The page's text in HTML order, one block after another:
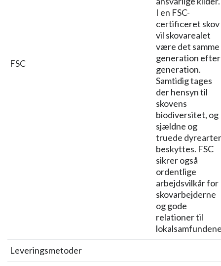
FSC
I en FSC-
certificeret skov
vil skovarealet
være det samme
generation efter
generation.
Samtidig tages
der hensyn til
skovens
biodiversitet, og
sjældne og
truede dyrearter
beskyttes. FSC
sikrer også
ordentlige
arbejdsvilkår for
skovarbejderne
og gode
relationer til
Leveringsmetoder